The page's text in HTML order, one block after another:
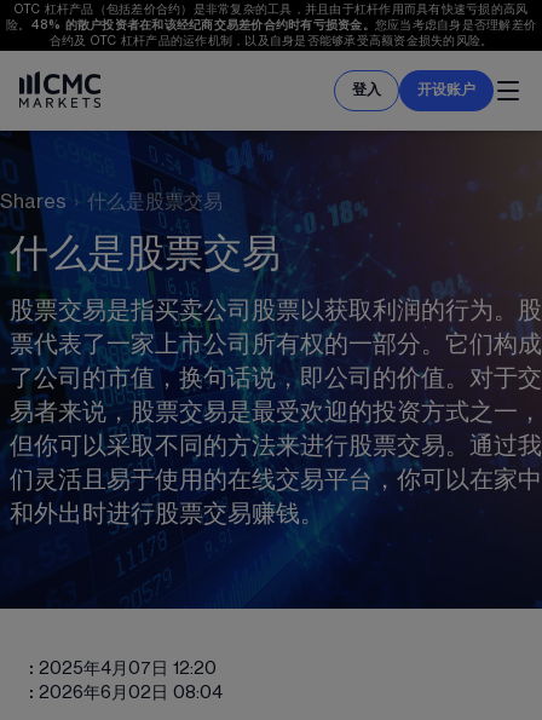
OTC 杠杆产品（包括差价合约）是非常复杂的工具，并且由于杠杆作用而具有快速亏损的高风
险。 48% 的散户投资者在和该经纪商交易差价合约时有亏损资金。 您应当考虑自身是否理解差价
合约及 OTC 杠杆产品的运作机制，以及自身是否能够承受高额资金损失的风险。
登入 开设账户
Shares › 什么是股票交易
什么是股票交易
股票交易是指买卖公司股票以获取利润的行为。股
票代表了一家上市公司所有权的一部分。它们构成
了公司的市值，换句话说，即公司的价值。对于交
易者来说，股票交易是最受欢迎的投资方式之一，
但你可以采取不同的方法来进行股票交易。通过我
们灵活且易于使用的在线交易平台，你可以在家中
和外出时进行股票交易赚钱。
: 2025年4月07日 12:20
: 2026年6月02日 08:04